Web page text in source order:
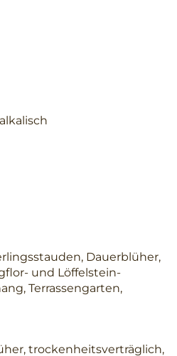
Dauerblüher,
und Löffelstein-
Terrassengarten,
trockenheitsverträglich,